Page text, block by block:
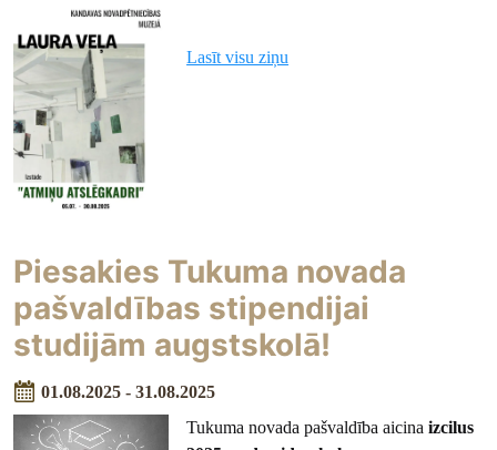
Lasīt visu ziņu
Piesakies Tukuma novada
pašvaldības stipendijai
studijām augstskolā!
01.08.2025 - 31.08.2025
Tukuma novada pašvaldība aicina izcilus